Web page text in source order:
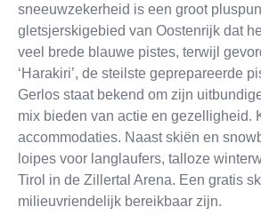
sneeuwzekerheid is een groot
gletsjerskigebied van Oostenrijk dat
veel brede blauwe pistes, terwijl
‘Harakiri’, de steilste geprepareerde
Gerlos staat bekend om zijn
mix bieden van actie en gezelligheid.
accommodaties. Naast skiën en
loipes voor langlaufers, talloze
Tirol in de Zillertal Arena. Een gratis
milieuvriendelijk bereikbaar zijn.